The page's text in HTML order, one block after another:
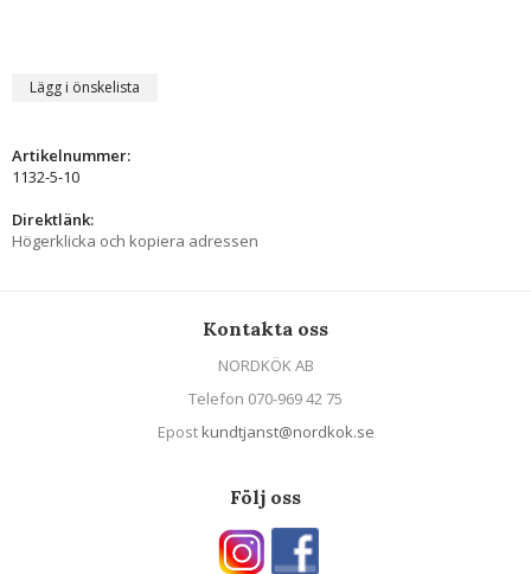
Lägg i önskelista
Artikelnummer:
1132-5-10
Direktlänk:
Högerklicka och kopiera adressen
Kontakta oss
NORDKÖK AB
Telefon 070-969 42 75
Epost kundtjanst@nordkok.se
Följ oss